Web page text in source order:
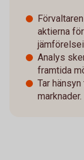
aktierna
Analys
framtida
Tar
marknader.